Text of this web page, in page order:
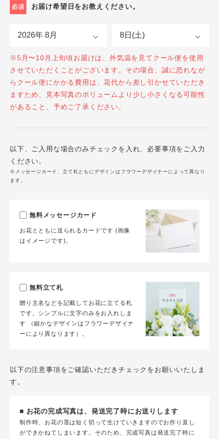
必須 お届け希望日をお教えください。
※5月〜10月上旬頃お届けは、外気温を見てクール便を使用
させていただくことがございます。その場合、誠に恐れなが
らクール便にかかる費用は、花代から差し引かせていただき
ますため、見本写真のボリュームより少し小さくなる可能性
があること、予めご了承ください。
以下、ご入用な場合のみチェックを入れ、必要事項をご入力
ください。
※メッセージカード、立て札ともにデザインはフラワーデザイナーによって異なり
ます。
無料メッセージカード
お花とともに送られるカードです (画像
はイメージです)。
無料立て札
贈り主名などを記載してお花に立てる札
です。シンプルに文字のみをお入れしま
す （細かなデザインはフラワーデザイナ
ーにより異なります）。
以下の注意事項をご確認いただきチェックをお願いいたしま
す。
■ お花の完成写真は、発送完了時にお送りします
制作時、お花の茎は短く切って生けていきますのでお作り直し
ができかねてしまいます。そのため、完成写真は発送完了時に